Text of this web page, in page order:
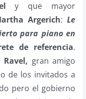
y que mayor
Argerich:Le
para piano en
de referencia.
Ravel, gran amigo
de los invitados a
pero el gobierno